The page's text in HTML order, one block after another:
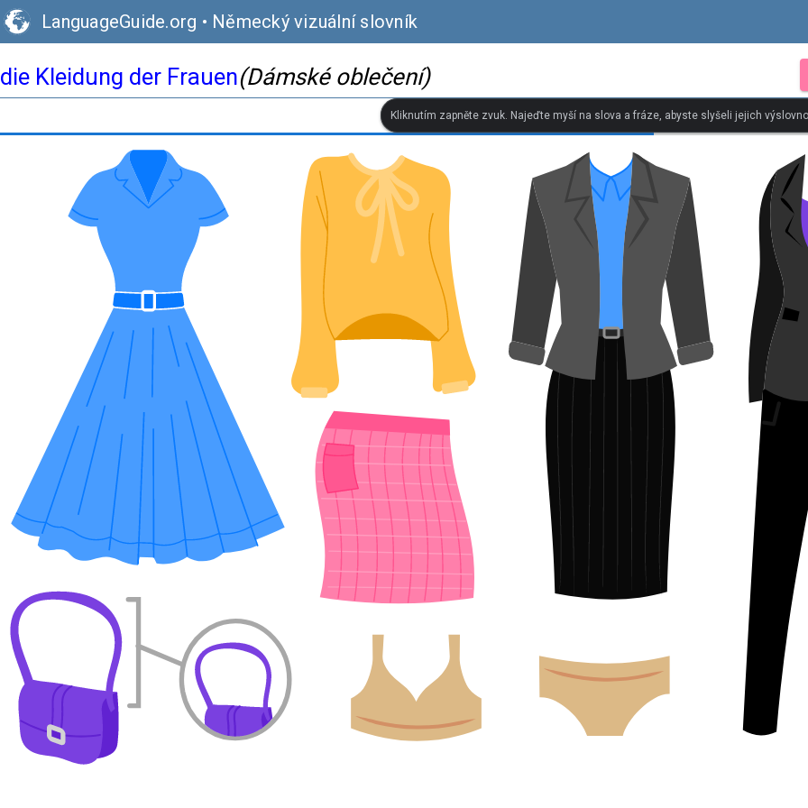
LanguageGuide.org • Německý vizuální slovník
die Kleidung der Frauen(Dámské oblečení)
Kliknutím zapněte zvuk. Najeďte myší na slova a fráze, abyste slyšeli jejich